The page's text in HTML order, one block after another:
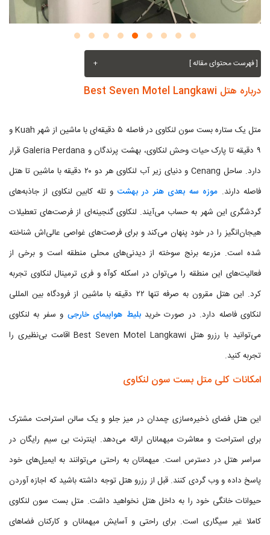
[ فهرست محتوای مقاله ] +
درباره هتل Best Seven Motel Langkawi
متل یک ستاره بست سون لنکاوی در فاصله ۵ دقیقه‌ای با ماشین از شهر Kuah و
۹ دقیقه تا پارک حیات وحش لنکاوی، بهشت پرندگان و Galeria Perdana قرار
دارد. ساحل Cenang و دنیای زیر آب لنکاوی هر دو ۲۰ دقیقه با ماشین تا هتل
فاصله دارند. موزه سه بعدی هنر در بهشت و تله کابین لنکاوی از جاذبه‌های
گردشگری این شهر به حساب می‌آیند. لنکاوی گنجینه‌ای از فرصت‌های تعطیلات
هیجان‌انگیز را در خود پنهان می‌کند و برای فرصت‌های غواصی عالی‌اش شناخته
شده است. مزرعه برنج سوخته از دیدنی‌های محلی منطقه است و برخی از
فعالیت‌های این منطقه را می‌توان در اسکله کوآه و فری ترمینال لنکاوی تجربه
کرد. این هتل مقرون به صرفه تنها ۲۲ دقیقه با ماشین از فرودگاه بین المللی
لنکاوی فاصله دارد. در صورت خریدبلیط هواپیمای خارجی و سفر به لنکاوی
می‌توانید با رزرو هتل Best Seven Motel Langkawi اقامت بی‌نظیری را
تجربه کنید.
امکانات کلی متل بست سون لنکاوی
این هتل فضای ذخیره‌سازی چمدان در میز جلو و یک سالن استراحت مشترک
برای استراحت و معاشرت میهمانان ارائه می‌دهد. اینترنت بی سیم رایگان در
سراسر هتل در دسترس است. میهمانان به راحتی می‌توانند به ایمیل‌های خود
پاسخ داده و وب گردی کنند. قبل از رزرو هتل توجه داشته باشید که اجازه آوردن
حیوانات خانگی خود را به داخل هتل نخواهید داشت. متل بست سون لنکاوی
کاملا غیر سیگاری است. برای راحتی و آسایش میهمانان و کارکنان فضاهای